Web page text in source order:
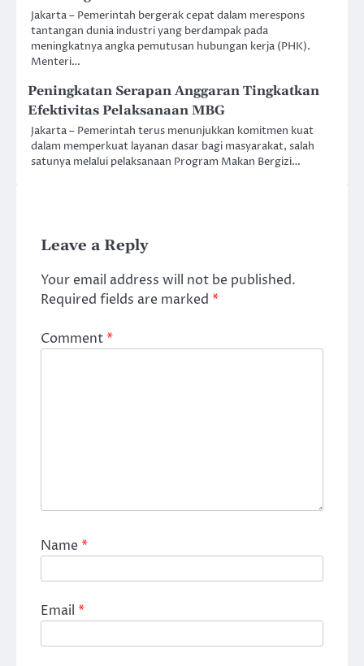
Jakarta – Pemerintah bergerak cepat dalam merespons
tantangan dunia industri yang berdampak pada
meningkatnya angka pemutusan hubungan kerja (PHK).
Menteri…
Peningkatan Serapan Anggaran Tingkatkan
Efektivitas Pelaksanaan MBG
Jakarta – Pemerintah terus menunjukkan komitmen kuat
dalam memperkuat layanan dasar bagi masyarakat, salah
satunya melalui pelaksanaan Program Makan Bergizi…
Leave a Reply
Your email address will not be published.
Required fields are marked *
Comment*
Name*
Email *